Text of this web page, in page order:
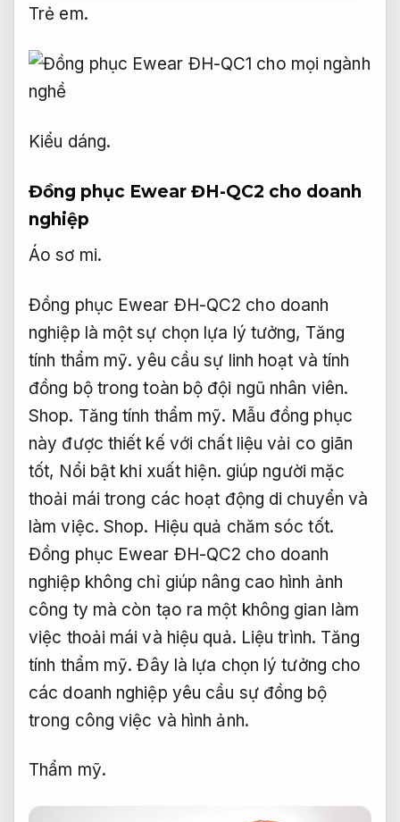
Trẻ em.
Kiểu dáng.
Đồng phục Ewear ĐH-QC2 cho doanh
nghiệp
Áo sơ mi.
Đồng phục Ewear ĐH-QC2 cho doanh
nghiệp là một sự chọn lựa lý tưởng, Tăng
tính thẩm mỹ. yêu cầu sự linh hoạt và tính
đồng bộ trong toàn bộ đội ngũ nhân viên.
Shop. Tăng tính thẩm mỹ. Mẫu đồng phục
này được thiết kế với chất liệu vải co giãn
tốt, Nổi bật khi xuất hiện. giúp người mặc
thoải mái trong các hoạt động di chuyển và
làm việc. Shop. Hiệu quả chăm sóc tốt.
Đồng phục Ewear ĐH-QC2 cho doanh
nghiệp không chỉ giúp nâng cao hình ảnh
công ty mà còn tạo ra một không gian làm
việc thoải mái và hiệu quả. Liệu trình. Tăng
tính thẩm mỹ. Đây là lựa chọn lý tưởng cho
các doanh nghiệp yêu cầu sự đồng bộ
trong công việc và hình ảnh.
Thẩm mỹ.